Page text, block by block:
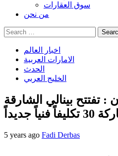
سوق العقارات
من نحن
Search
for:
اخبار العالم
الامارات العربية
الحدث
الخليج العربي
: تفتتح بينالي الشارقة
فنياً جديداً
5 years ago Fadi Derbas